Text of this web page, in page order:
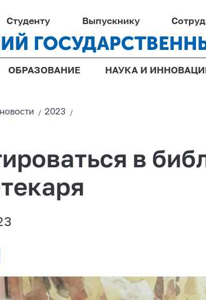
Студенту Выпускнику
ОБРАЗОВАНИЕ НАУКА И
новости /2023 /
в